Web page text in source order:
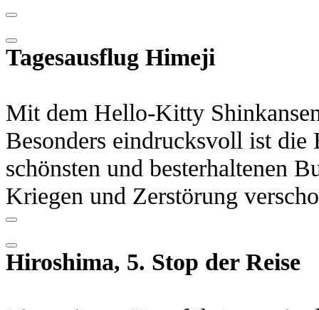
Tagesausflug Himeji
Mit dem Hello-Kitty
Besonders eindrucksvoll ist
schönsten und besterhaltenen
Kriegen und Zerstörung
Hiroshima, 5. Stop der Reise